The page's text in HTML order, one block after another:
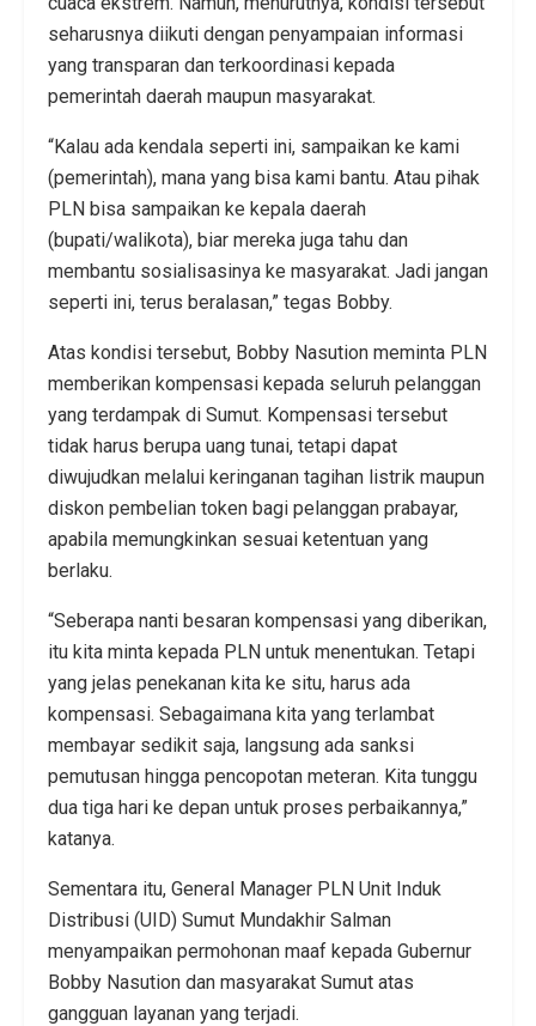
seharusnya diikuti dengan penyampaian informasi
yang transparan dan terkoordinasi kepada
pemerintah daerah maupun masyarakat.
“Kalau ada kendala seperti ini, sampaikan ke kami
(pemerintah), mana yang bisa kami bantu. Atau pihak
PLN bisa sampaikan ke kepala daerah
(bupati/walikota), biar mereka juga tahu dan
membantu sosialisasinya ke masyarakat. Jadi jangan
seperti ini, terus beralasan,” tegas Bobby.
Atas kondisi tersebut, Bobby Nasution meminta PLN
memberikan kompensasi kepada seluruh pelanggan
yang terdampak di Sumut. Kompensasi tersebut
tidak harus berupa uang tunai, tetapi dapat
diwujudkan melalui keringanan tagihan listrik maupun
diskon pembelian token bagi pelanggan prabayar,
apabila memungkinkan sesuai ketentuan yang
berlaku.
“Seberapa nanti besaran kompensasi yang diberikan,
itu kita minta kepada PLN untuk menentukan. Tetapi
yang jelas penekanan kita ke situ, harus ada
kompensasi. Sebagaimana kita yang terlambat
membayar sedikit saja, langsung ada sanksi
pemutusan hingga pencopotan meteran. Kita tunggu
dua tiga hari ke depan untuk proses perbaikannya,”
katanya.
Sementara itu, General Manager PLN Unit Induk
Distribusi (UID) Sumut Mundakhir Salman
menyampaikan permohonan maaf kepada Gubernur
Bobby Nasution dan masyarakat Sumut atas
gangguan layanan yang terjadi.